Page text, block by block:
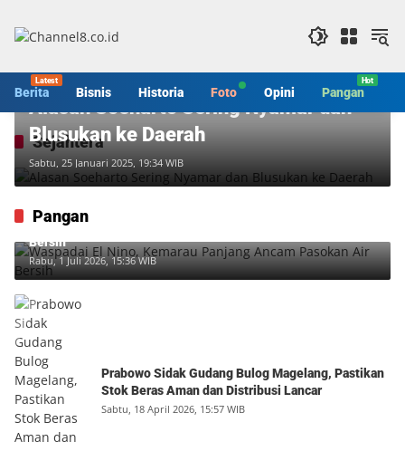
konten
Berita Bisnis Historia Foto Opini Pangan
Sejahtera
Berita
Alasan Soeharto Sering Nyamar dan
Blusukan ke Daerah
Sabtu, 25 Januari 2025, 19:34 WIB
Pangan
Waspadai El Nino, Kemarau Panjang Ancam Pasokan Air
Bersih
Rabu, 1 Juli 2026, 15:36 WIB
Prabowo Sidak Gudang Bulog Magelang, Pastikan
Stok Beras Aman dan Distribusi Lancar
Sabtu, 18 April 2026, 15:57 WIB